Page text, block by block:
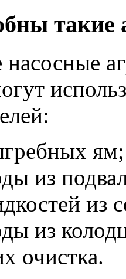
такие
ям;
из
из
из
очистка.